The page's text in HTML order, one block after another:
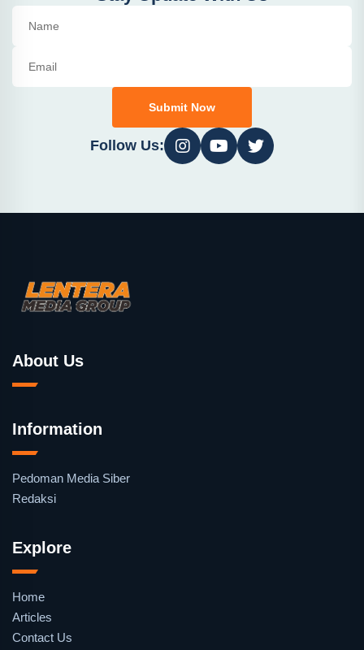
Submit Now
Follow Us:
About Us
Information
Pedoman Media Siber
Redaksi
Explore
Home
Articles
Contact Us